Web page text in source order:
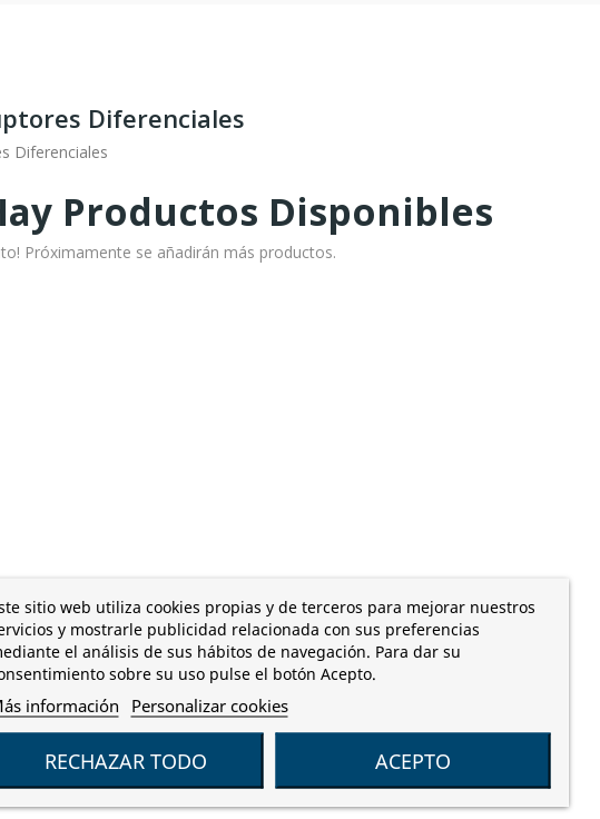
Diferenciales
Diferenciales
Productos Disponibles
Próximamente se añadirán más productos.
sitio web utiliza cookies propias y de terceros para mejorar nuestros
y mostrarle publicidad relacionada con sus preferencias
el análisis de sus hábitos de navegación. Para dar su
sobre su uso pulse el botón Acepto.
información Personalizar cookies
RECHAZAR TODO ACEPTO